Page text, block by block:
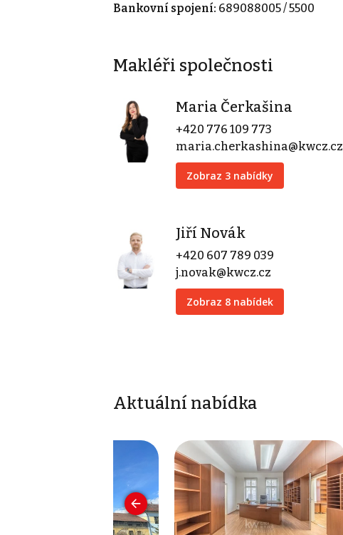
Bankovní spojení: 689088005 / 5500
Makléři společnosti
Maria Čerkašina
+420 776 109 773
maria.cherkashina@kwcz.cz
Zobraz 3 nabídky
Jiří Novák
+420 607 789 039
j.novak@kwcz.cz
Zobraz 8 nabídek
Aktuální nabídka